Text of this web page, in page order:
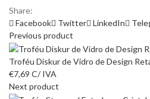
Share:
Facebook
Twitter LinkedIn
Previous product
Troféu Diskur de Vidro de Design
€7,69 C/ IVA
Next product